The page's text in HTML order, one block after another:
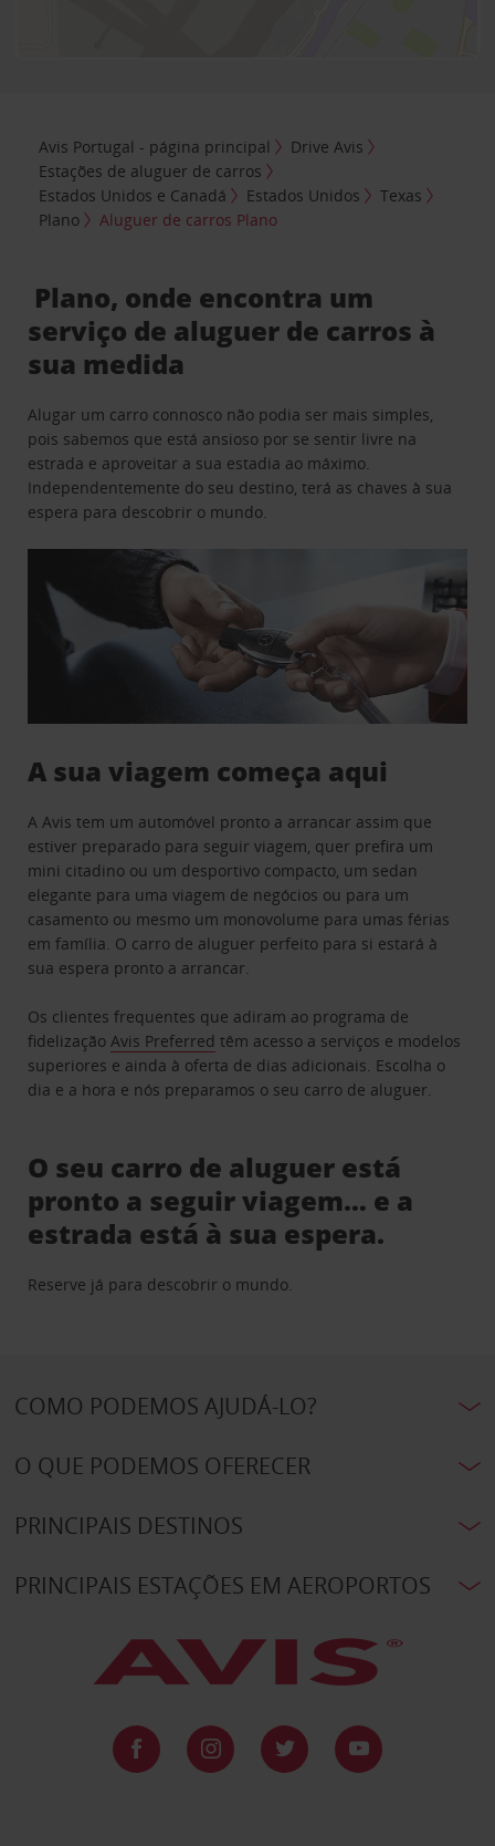
Avis Portugal - página principal
Drive Avis
Estações de aluguer de carros
Estados Unidos e Canadá
Estados Unidos
Texas
Plano
Aluguer de carros Plano
Plano, onde encontra um
serviço de aluguer de carros à
sua medida
Alugar um carro connosco não podia ser mais simples,
pois sabemos que está ansioso por se sentir livre na
estrada e aproveitar a sua estadia ao máximo.
Independentemente do seu destino, terá as chaves à sua
espera para descobrir o mundo.
A sua viagem começa aqui
A Avis tem um automóvel pronto a arrancar assim que
estiver preparado para seguir viagem, quer prefira um
mini citadino ou um desportivo compacto, um sedan
elegante para uma viagem de negócios ou para um
casamento ou mesmo um monovolume para umas férias
em família. O carro de aluguer perfeito para si estará à
sua espera pronto a arrancar.
Os clientes frequentes que adiram ao programa de
fidelizaçãoAvis Preferred têm acesso a serviços e modelos
superiores e ainda à oferta de dias adicionais. Escolha o
dia e a hora e nós preparamos o seu carro de aluguer.
O seu carro de aluguer está
pronto a seguir viagem… e a
estrada está à sua espera.
Reserve já para descobrir o mundo.
COMO PODEMOS AJUDÁ-LO?
O QUE PODEMOS OFERECER
PRINCIPAIS DESTINOS
PRINCIPAIS ESTAÇÕES EM AEROPORTOS